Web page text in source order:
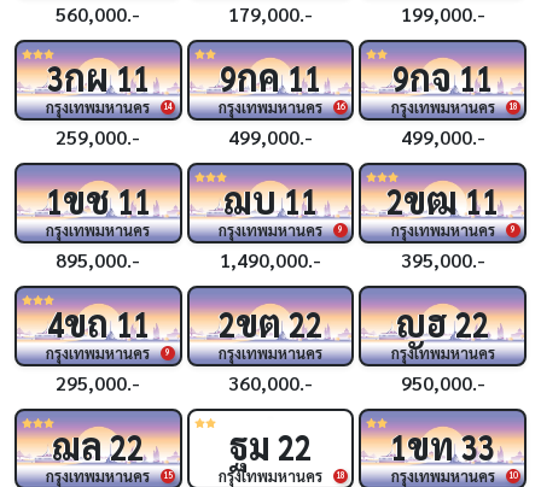
560,000.- 179,000.- 199,000.-
14
3กผ11
กรุงเทพมหานคร
259,000.-
16
9กค11
กรุงเทพมหานคร
499,000.-
18
9กจ11
กรุงเทพมหานคร
499,000.-
1ขช11
กรุงเทพมหานคร
895,000.-
9
ฌบ11
กรุงเทพมหานคร
1,490,000.-
9
2ขฒ11
กรุงเทพมหานคร
395,000.-
9
4ขถ11
กรุงเทพมหานคร
295,000.-
2ขต22
กรุงเทพมหานคร
360,000.-
ญฮ22
กรุงเทพมหานคร
950,000.-
15
ฌล22
กรุงเทพมหานคร 18
ฐม 22
กรุงเทพมหานคร 10
1ขท33
กรุงเทพมหานคร